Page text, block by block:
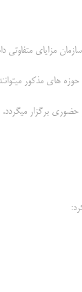
مزایای متفاوتی
های مذکور
حضوری برگزار میگردد.